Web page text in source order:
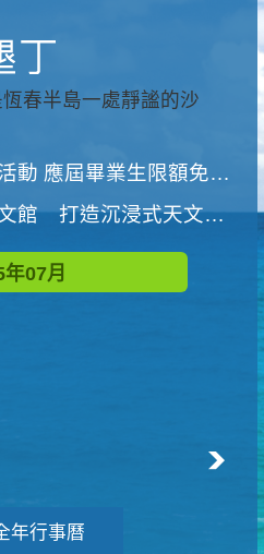
應屆畢業生限額免費參加
打造沉浸式天文探索營隊
年07月
年行事曆